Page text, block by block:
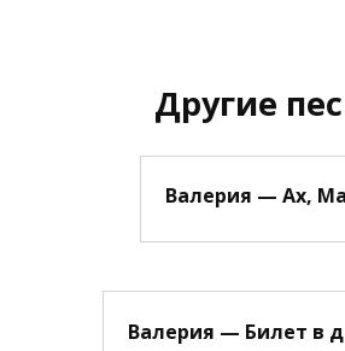
Другие
Валерия — Ах,
Валерия — Билет в